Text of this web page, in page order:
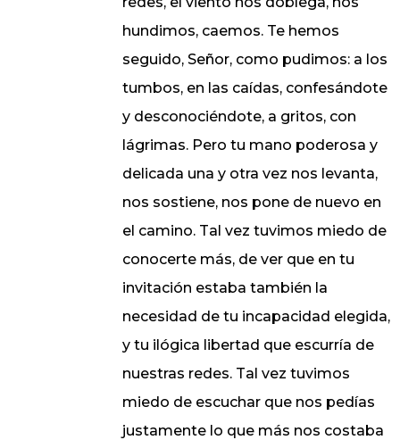
hundimos, caemos. Te hemos
seguido, Señor, como pudimos: a los
tumbos, en las caídas, confesándote
y desconociéndote, a gritos, con
lágrimas. Pero tu mano poderosa y
delicada una y otra vez nos levanta,
nos sostiene, nos pone de nuevo en
el camino. Tal vez tuvimos miedo de
conocerte más, de ver que en tu
invitación estaba también la
necesidad de tu incapacidad elegida,
y tu ilógica libertad que escurría de
nuestras redes. Tal vez tuvimos
miedo de escuchar que nos pedías
justamente lo que más nos costaba